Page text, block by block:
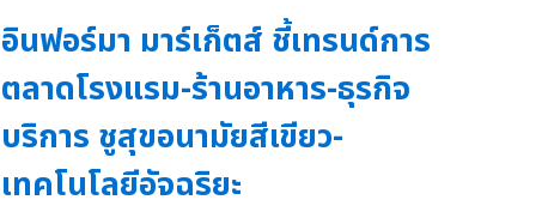
อินฟอร์มา มาร์เก็ตส์ ชี้เทรนด์การ
ตลาดโรงแรม-ร้านอาหาร-ธุรกิจ
บริการ ชูสุขอนามัยสีเขียว-
เทคโนโลยีอัจฉริยะ